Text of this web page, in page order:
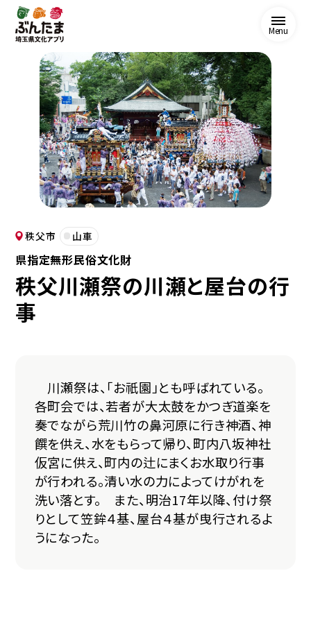
Menu
秩父市 山車
県指定無形民俗文化財
秩父川瀬祭の川瀬と屋台の行
事
川瀬祭は、「お祇園」とも呼ばれている。
各町会では、若者が大太鼓をかつぎ道楽を
奏でながら荒川竹の鼻河原に行き神酒、神
饌を供え、水をもらって帰り、町内八坂神社
仮宮に供え、町内の辻にまくお水取り行事
が行われる。清い水の力によってけがれを
洗い落とす。 また、明治17年以降、付け祭
りとして笠鉾４基、屋台４基が曳行されるよ
うになった。